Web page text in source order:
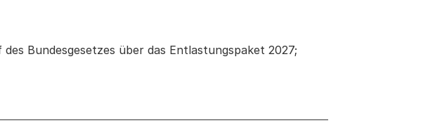
Geschäft
Bundesgesetzes über das Entlastungspaket 2027;